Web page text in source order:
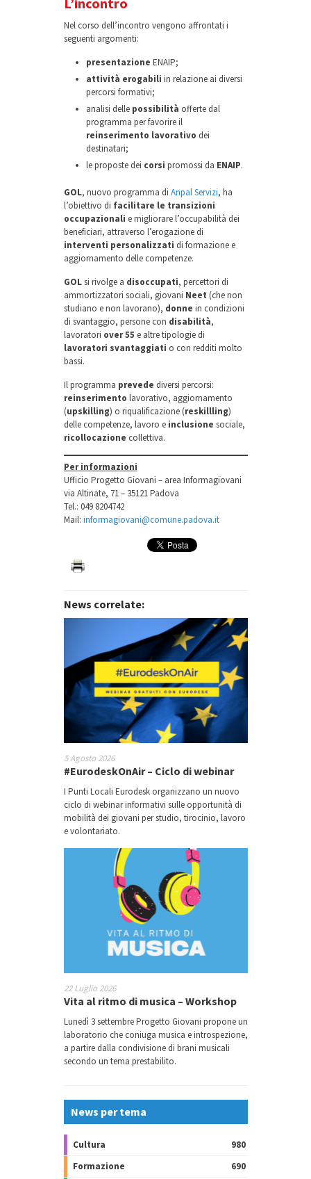
Nel corso dell’incontro vengono affrontati i
seguenti argomenti:
presentazione ENAIP;
attività erogabili in relazione ai diversi
percorsi formativi;
analisi delle possibilità offerte dal
programma per favorire il
reinserimento lavorativo dei
destinatari;
le proposte dei corsi promossi da ENAIP.
GOL, nuovo programma di Anpal Servizi, ha
l’obiettivo di facilitare le transizioni
occupazionali e migliorare l’occupabilità dei
beneficiari, attraverso l’erogazione di
interventi personalizzati di formazione e
aggiornamento delle competenze.
GOLsi rivolge a disoccupati, percettori di
ammortizzatori sociali, giovani Neet (che non
studiano e non lavorano), donne in condizioni
di svantaggio, persone con disabilità,
lavoratori over 55 e altre tipologie di
lavoratori svantaggiati o con redditi molto
bassi.
Il programma prevede diversi percorsi:
reinserimento lavorativo, aggiornamento
(upskilling) o riqualificazione (reskillling)
delle competenze, lavoro e inclusione sociale,
ricollocazione collettiva.
Per informazioni
Ufficio Progetto Giovani – area Informagiovani
via Altinate, 71 – 35121 Padova
Tel.: 049 8204742
Mail: informagiovani@comune.padova.it
News correlate:
5 Agosto 2026
#EurodeskOnAir – Ciclo di webinar
I Punti Locali Eurodesk organizzano un nuovo
ciclo di webinar informativi sulle opportunità di
mobilità dei giovani per studio, tirocinio, lavoro
e volontariato.
22 Luglio 2026
Vita al ritmo di musica – Workshop
Lunedì 3 settembre Progetto Giovani propone un
laboratorio che coniuga musica e introspezione,
a partire dalla condivisione di brani musicali
secondo un tema prestabilito.
News per tema
Cultura
980
Formazione
690